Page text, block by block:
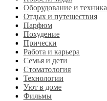
Оборудование и техника
Отдых и путешествия
Парфюм
Похудение
Прически
Работа и карьера
Семья и дети
Стоматология
Технологии
Уют в доме
Фильмы